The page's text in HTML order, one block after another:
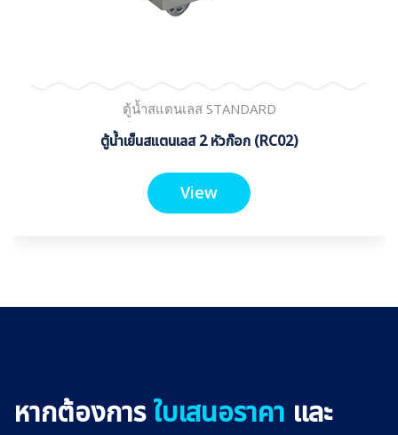
ตู้น้ำสแตนเลส STANDARD
ตู้น้ำเย็นสแตนเลส 2 หัวก๊อก (RC02)
View
หากต้องการใบเสนอราคา และ